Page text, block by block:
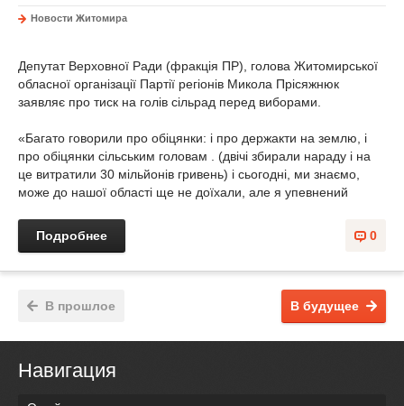
Новости Житомира
Депутат Верховної Ради (фракція ПР), голова Житомирської
обласної організації Партії регіонів Микола Прісяжнюк
заявляє про тиск на голів сільрад перед виборами.
«Багато говорили про обіцянки: і про держакти на землю, і
про обіцянки сільським головам . (двічі збирали нараду і на
це витратили 30 мільйонів гривень) і сьогодні, ми знаємо,
може до нашої області ще не доїхали, але я упевнений
0
Подробнее
В будущее
В прошлое
Навигация